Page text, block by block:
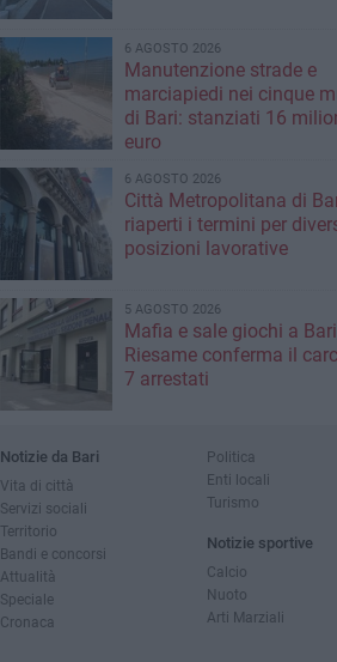
6 AGOSTO 2026
Manutenzione strade e
marciapiedi nei cinque
di Bari: stanziati 16
euro
6 AGOSTO 2026
Città Metropolitana di
riaperti i termini per
posizioni lavorative
5 AGOSTO 2026
Mafia e sale giochi a
Riesame conferma il
7 arrestati
Notizie da Bari
Vita di città
Servizi sociali
Territorio
Bandi e concorsi
Attualità
Speciale
Cronaca
Politica
Enti locali
Turismo
Notizie sportive
Calcio
Nuoto
Arti Marziali